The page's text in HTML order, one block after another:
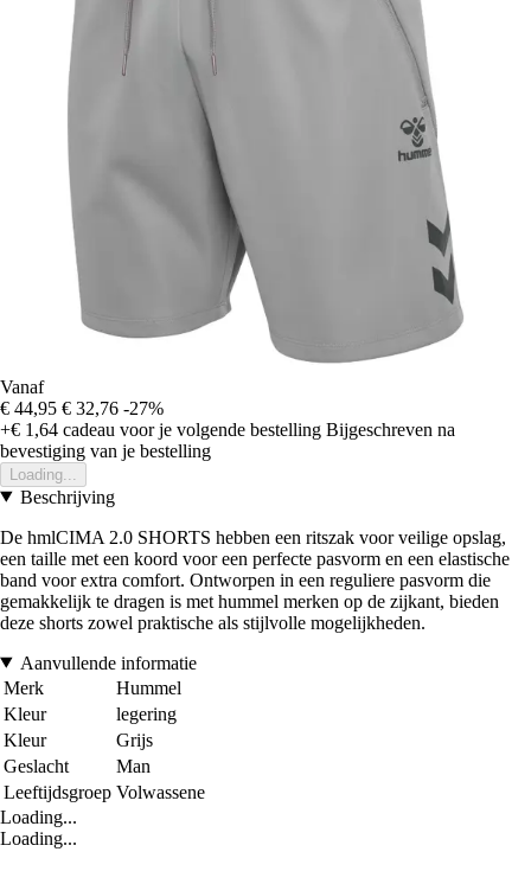
Vanaf
€ 44,95 € 32,76 -27%
+€ 1,64 cadeau voor je volgende bestelling Bijgeschreven na
bevestiging van je bestelling
Loading...
Beschrijving
De hmlCIMA 2.0 SHORTS hebben een ritszak voor veilige opslag,
een taille met een koord voor een perfecte pasvorm en een elastische
band voor extra comfort. Ontworpen in een reguliere pasvorm die
gemakkelijk te dragen is met hummel merken op de zijkant, bieden
deze shorts zowel praktische als stijlvolle mogelijkheden.
Aanvullende informatie
Merk
Hummel
Kleur
legering
Kleur
Grijs
Geslacht
Man
Leeftijdsgroep Volwassene
Loading...
Loading...